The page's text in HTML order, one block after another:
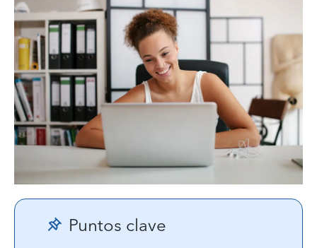
Puntos clave